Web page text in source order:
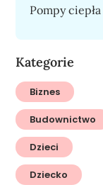
Pompy
Kategorie
Biznes
Budownictwo
Dzieci
Dziecko